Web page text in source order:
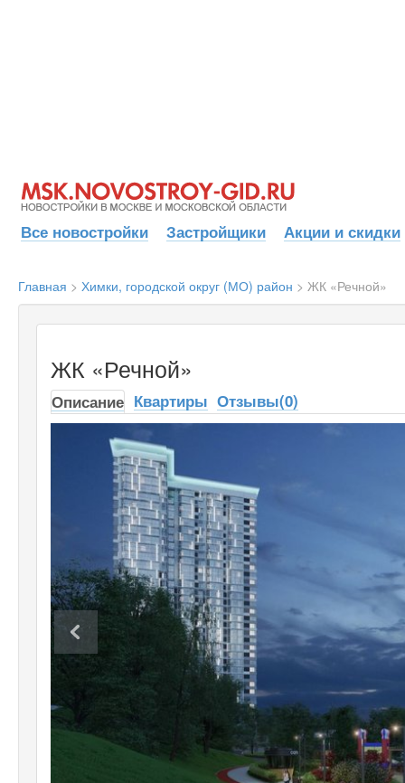
Все новостройки Застройщики Акции и скидки
Главная > Химки, городской округ (МО) район > ЖК «Речной»
ЖК «Речной»
Описание Квартиры Отзывы(0)